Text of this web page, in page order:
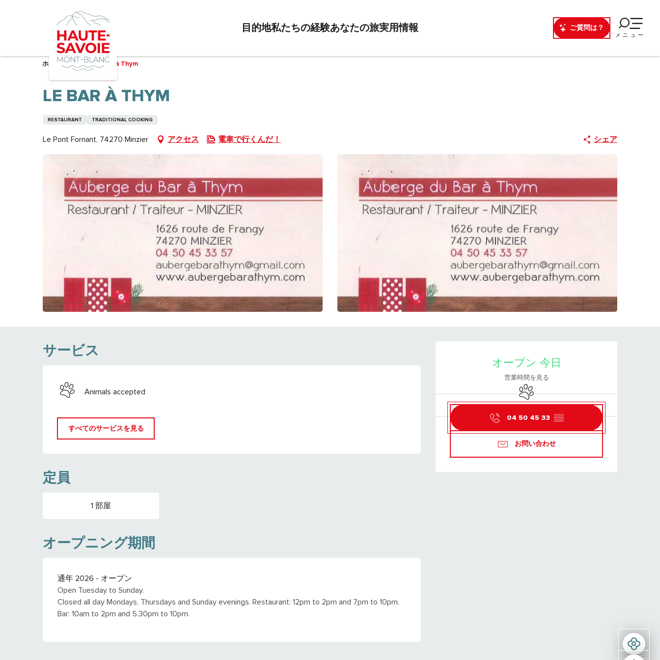
ご質問は？
メニュー
目的地私たちの経験あなたの旅実用情報
ホーム – 準備中 Le Bar à Thym
LE BAR À THYM
RESTAURANT TRADITIONAL COOKING
Le Pont Fornant, 74270 Minzier アクセス 電車で行くんだ！ シェア
営業時間と連絡先
オープン 今日
営業時間を見る
Animals accepted
04 50 45 33 ▒▒
お問い合わせ
サービス
Animals accepted
すべてのサービスを見る
定員
1 部屋
オープニング期間
通年 2026 - オープン
Open Tuesday to Sunday.
Closed all day Mondays, Thursdays and Sunday evenings. Restaurant: 12pm to 2pm and 7pm to 10pm.
Bar: 10am to 2pm and 5.30pm to 10pm.